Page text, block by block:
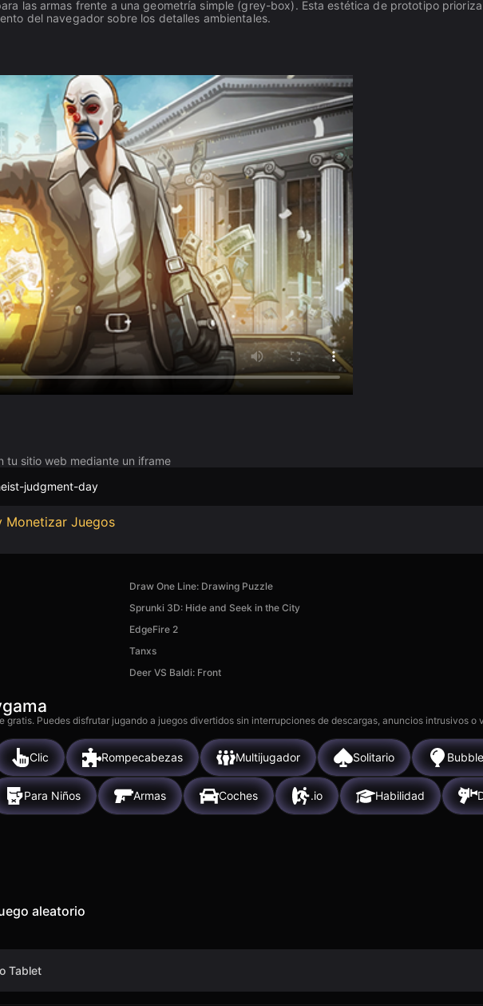
las armas frente a una geometría simple (grey-box). Esta estética de prototipo
del navegador sobre los detalles ambientales.
tu sitio web mediante un iframe
judgment-day
Monetizar Juegos
Draw One Line: Drawing Puzzle
Sprunki 3D: Hide and Seek in the City
EdgeFire 2
Tanxs
Deer VS Baldi: Front
gratis. Puedes disfrutar jugando a juegos divertidos sin interrupciones de descargas, anuncios intrusivos
Clic Rompecabezas Multijugador Solitario
Para Niños Armas Coches .io Habilidad
aleatorio
Tablet